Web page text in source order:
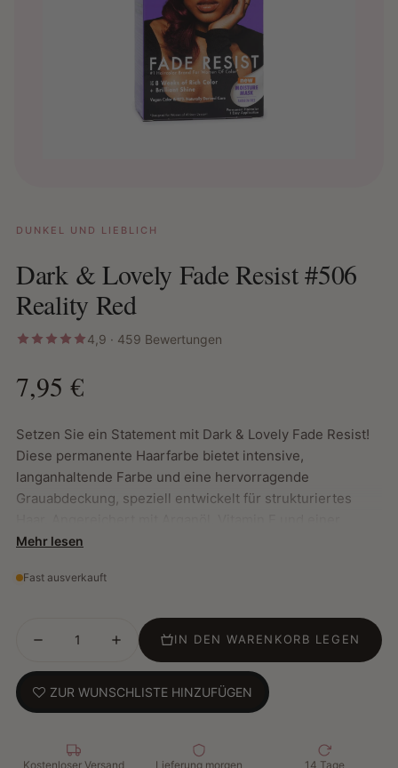
DUNKEL UND LIEBLICH
Dark & ​​Lovely Fade Resist #506
Reality Red
4,9 · 459 Bewertungen
7,95 €
Setzen Sie ein Statement mit Dark & ​​Lovely Fade Resist!
Diese permanente Haarfarbe bietet intensive,
langanhaltende Farbe und eine hervorragende
Grauabdeckung, speziell entwickelt für strukturiertes
neuen Feuchtigkeitsmaske für extra Feuchtigkeit und
Langanhaltende, intensive Farbe mit strahlendem
Glanz, bis zu 8 Wochen lang.
Speziell für 4C-Haar und geeignet für alle Locken- und
Spiralentypen.
Die oxidative Formel sorgt für eine bis zu 2,5-fache
Farbverstärkung.
Mehr lesen
Fast ausverkauft
IN DEN WARENKORB LEGEN
ZUR WUNSCHLISTE HINZUFÜGEN
Kostenloser Versand
Lieferung morgen
14 Tage